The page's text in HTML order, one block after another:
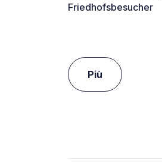
Friedhofsbesucher
Più